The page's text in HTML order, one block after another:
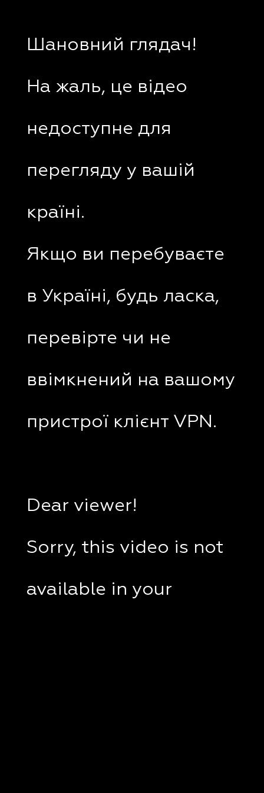
Шановний глядач!
На жаль, це відео
недоступне для
перегляду у вашій
країні.
Якщо ви перебуваєте
в Україні, будь ласка,
перевірте чи не
ввімкнений на вашому
пристрої клієнт VPN.
Dear viewer!
Sorry, this video is not
available in your